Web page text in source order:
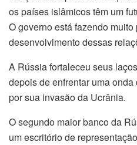
os países islâmicos têm um
O governo está fazendo
desenvolvimento dessas
A Rússia fortaleceu seus
depois de enfrentar uma
por sua invasão da Ucrânia.
O segundo maior banco da
um escritório de